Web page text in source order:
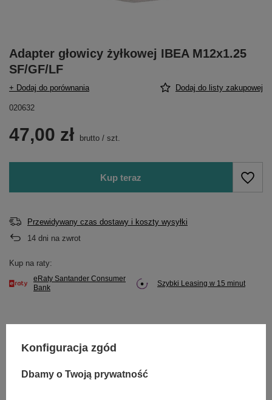
Adapter głowicy żyłkowej IBEA M12x1.25
SF/GF/LF
+ Dodaj do porównania Dodaj do listy zakupowej
020632
47,00 zł brutto / szt.
Kup teraz
Przewidywany czas dostawy i koszty wysyłki
14 dni na zwrot
Kup na raty:
eRaty Santander Consumer
Bank
Szybki Leasing w 15 minut
Potrzebujesz pomocy? Masz pytania?
Zadaj pytanie a my odpowiemy niezwłocznie,
najciekawsze pytania i odpowiedzi publikując
Konfiguracja zgód
Dbamy o Twoją prywatność